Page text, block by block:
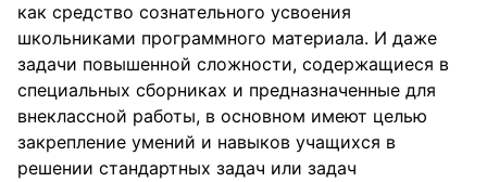
как средство сознательного усвоения
школьниками программного материала. И даже
задачи повышенной сложности, содержащиеся в
специальных сборниках и предназначенные для
внеклассной работы, в основном имеют целью
закрепление умений и навыков учащихся в
решении стандартных задач или задач